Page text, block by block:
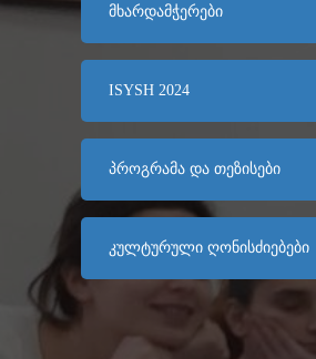
ᲛᲮᲐᲠᲓᲐᲛᲭᲔᲠᲔᲑᲘ
ISYSH 2024
ᲞᲠᲝᲒᲠᲐᲛᲐ ᲓᲐ ᲗᲔᲖᲘᲡᲔᲑᲘ
ᲙᲣᲚᲢᲣᲠᲣᲚᲘ ᲦᲝᲜᲘᲡᲫᲘᲔᲑᲔᲑᲘ